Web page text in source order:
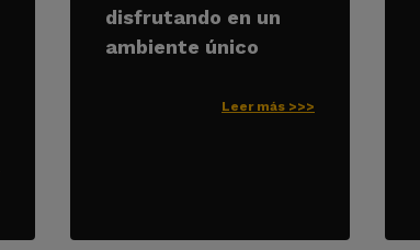
disfrutando en un
ambiente único
Leer más >>>